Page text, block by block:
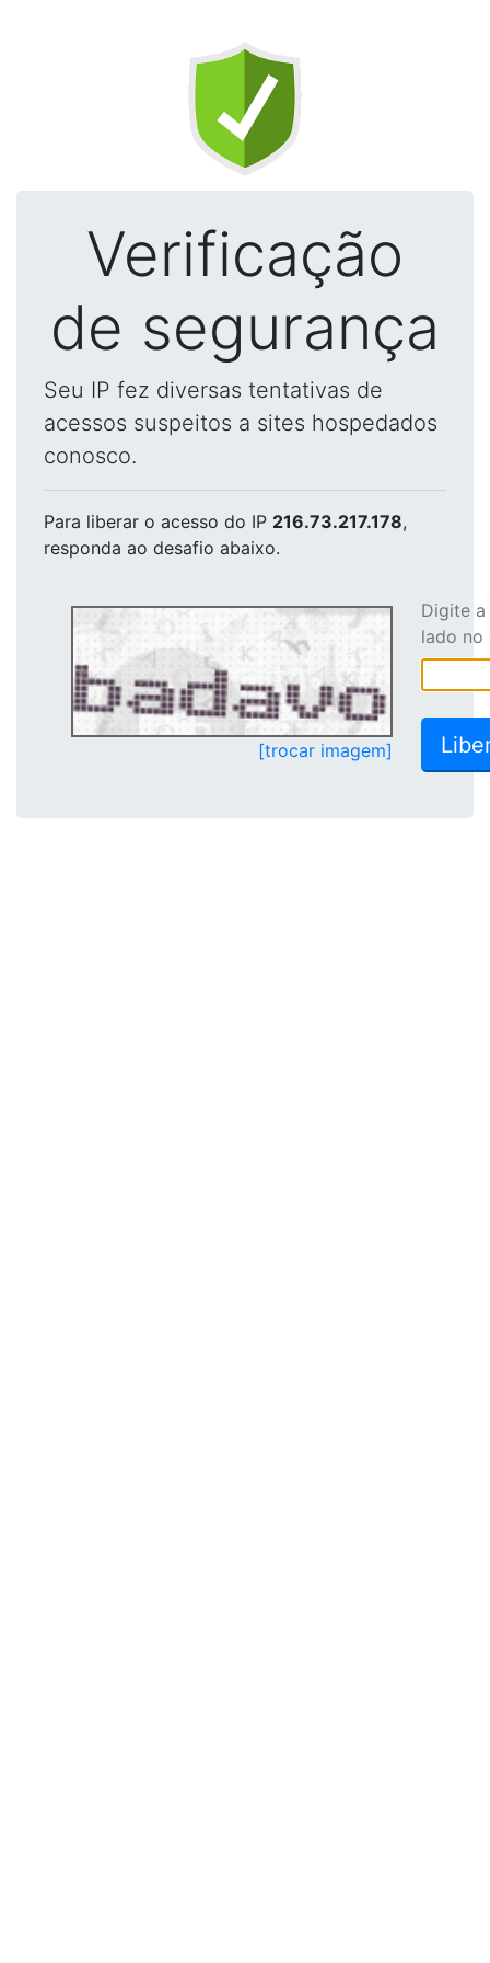
Verificação
de segurança
Seu IP fez diversas tentativas de
acessos suspeitos a sites hospedados
conosco.
Para liberar o acesso do IP 216.73.217.178,
responda ao desafio abaixo.
[trocar imagem]
Digite
lado no